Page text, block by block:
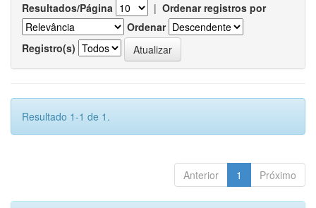
Resultados/Página | Ordenar registros por
Ordenar
Registro(s)
Resultado 1-1 de 1.
Anterior 1 Próximo